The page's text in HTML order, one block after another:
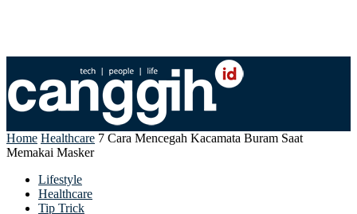
Home Healthcare 7 Cara Mencegah Kacamata Buram Saat
Memakai Masker
Lifestyle
Healthcare
Tip Trick